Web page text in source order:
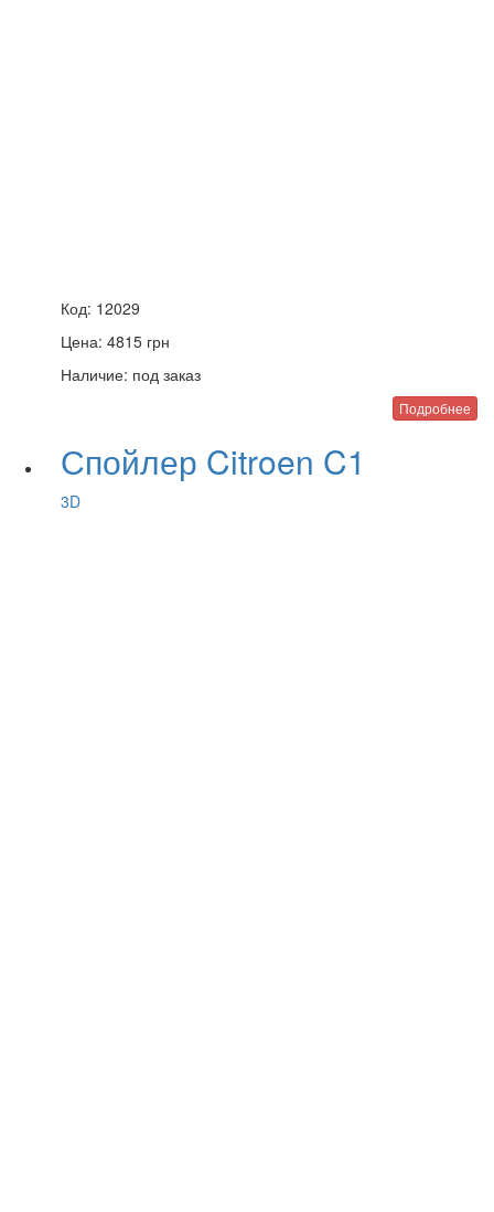
Код: 12029
Цена: 4815 грн
Наличие: под заказ
Подробнее
Спойлер Citroen C1
3D